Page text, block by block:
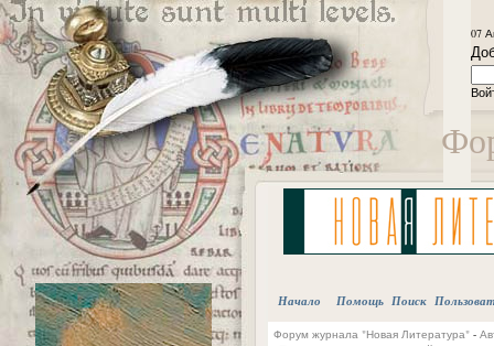
07
Начало Помощь Поиск
Форум журнала "Новая Литература"-